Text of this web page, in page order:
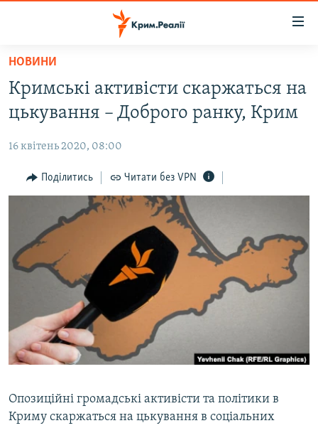
Перейти
основного
матеріалу
Перейти
до
навігації
Перейти
пошуку
ВОДА.КРИМ
ВІДЕО ТА ФОТО
ПОЛІТИКА
БЛОГИ
ІНТЕРВ'Ю
ВСЕ ЗА ДЕНЬ
СПЕЦПРОЕКТИ
ДЕПОРТАЦІЯ
ВІДЕОУРОКИ «ELIFBE»
СВІДЧЕННЯ ОКУПАЦІЇ
ЯК ОБІЙТИ БЛОКУВАННЯ
Русский
Qırımtatar
ДОЛУЧАЙСЯ!
НОВИНИ
Кримські активісти скаржаться на
цькування – Доброго ранку, Крим
16 квітень 2020, 08:00
Поділитись Читати без VPN
Опозиційні громадські активісти та політики в
Криму скаржаться на цькування в соціальних